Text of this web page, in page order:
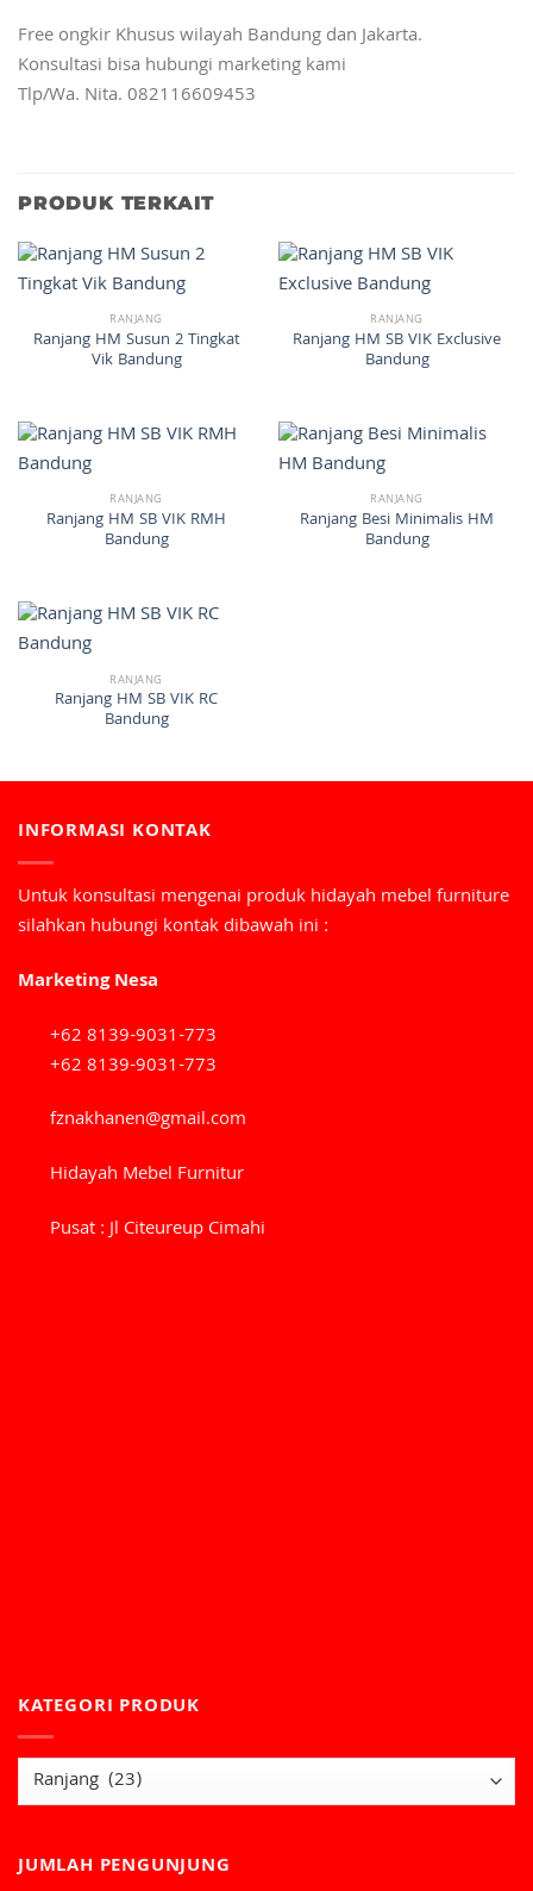
Free ongkir Khusus wilayah Bandung dan Jakarta.
Konsultasi bisa hubungi marketing kami
Tlp/Wa. Nita. 082116609453
PRODUK TERKAIT
RANJANG
Ranjang HM Susun 2 Tingkat
Vik Bandung
RANJANG
Ranjang HM SB VIK Exclusive
Bandung
RANJANG
Ranjang HM SB VIK RMH
Bandung
RANJANG
Ranjang Besi Minimalis HM
Bandung
RANJANG
Ranjang HM SB VIK RC
Bandung
INFORMASI KONTAK
Untuk konsultasi mengenai produk hidayah mebel furniture
silahkan hubungi kontak dibawah ini :
Marketing Nesa
+62 8139-9031-773
+62 8139-9031-773
fznakhanen@gmail.com
Hidayah Mebel Furnitur
Pusat : Jl Citeureup Cimahi
KATEGORI PRODUK
JUMLAH PENGUNJUNG